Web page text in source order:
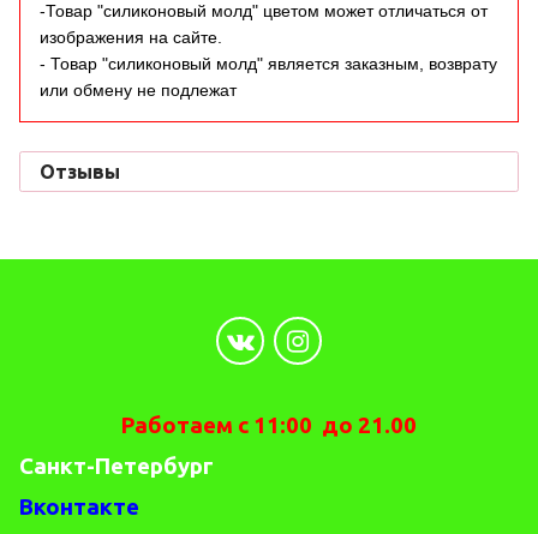
-Товар "силиконовый молд" цветом может отличаться от
изображения на сайте.
- Товар "силиконовый молд" является заказным, возврату
или обмену не подлежат
Отзывы
Работаем с 11:00 до 21.00
Санкт-Петербург
Вконтакте